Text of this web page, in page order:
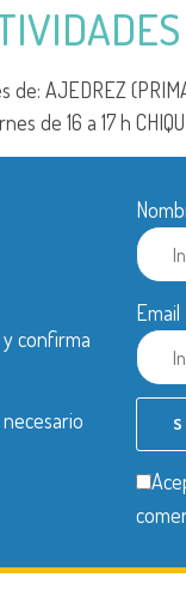
AJEDREZ
de 16 a 17 h
confirma
Email